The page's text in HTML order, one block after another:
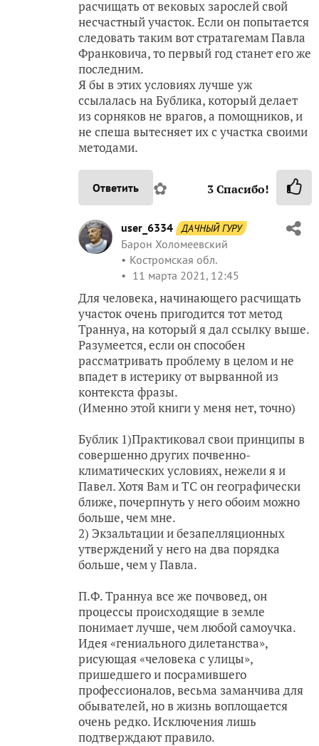
расчищать от вековых зарослей свой
несчастный участок. Если он попытается
следовать таким вот стратагемам Павла
Франковича, то первый год станет его же
последним.
Я бы в этих условиях лучше уж
ссылалась на Бублика, который делает
из сорняков не врагов, а помощников, и
не спеша вытесняет их с участка своими
методами.
Ответить ✿ 3Спасибо!
user_6334 ДАЧНЫЙ ГУРУ
Барон Холомеевский
Костромская обл.
11 марта 2021, 12:45
Для человека, начинающего расчищать
участок очень пригодится тот метод
Траннуа, на который я дал ссылку выше.
Разумеется, если он способен
рассматривать проблему в целом и не
впадет в истерику от вырванной из
контекста фразы.
(Именно этой книги у меня нет, точно)
Бублик 1)Практиковал свои принципы в
совершенно других почвенно-
климатических условиях, нежели я и
Павел. Хотя Вам и ТС он географически
ближе, почерпнуть у него обоим можно
больше, чем мне.
2) Экзальтации и безапелляционных
утверждений у него на два порядка
больше, чем у Павла.
П.Ф. Траннуа все же почвовед, он
процессы происходящие в земле
понимает лучше, чем любой самоучка.
Идея «гениального дилетанства»,
рисующая «человека с улицы»,
пришедшего и посрамившего
профессионалов, весьма заманчива для
обывателей, но в жизнь воплощается
очень редко. Исключения лишь
подтверждают правило.